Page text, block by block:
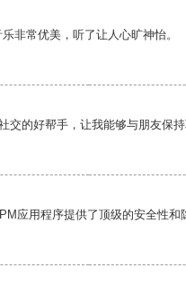
非常优美，听了让人心旷神怡。
交的好帮手，让我能够与朋友保持
应用程序提供了顶级的安全性和